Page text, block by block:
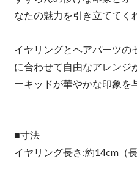
なたの魅力を引き立ててく
イヤリングとヘアパーツの
に合わせて自由なアレンジ
ーキッドが華やかな印象を
■寸法
イヤリング長さ:約14cm（